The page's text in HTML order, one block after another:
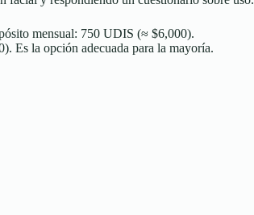
mensual: 750 UDIS (≈ $6,000).
Es la opción adecuada para la mayoría.